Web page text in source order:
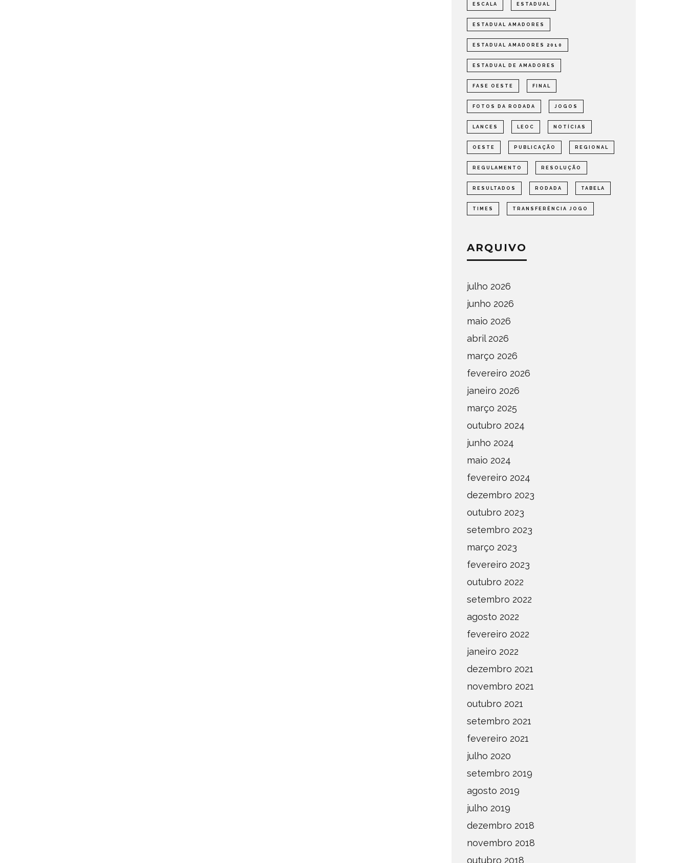
ESCALA ESTADUAL
ESTADUAL AMADORES
ESTADUAL AMADORES 2010
ESTADUAL DE AMADORES
FASE OESTE FINAL
FOTOS DA RODADA JOGOS
LANCES LEOC NOTÍCIAS
OESTE PUBLICAÇÃO REGIONAL
REGULAMENTO RESOLUÇÃO
RESULTADOS RODADA TABELA
TIMES TRANSFERÊNCIA JOGO
ARQUIVO
julho 2026
junho 2026
maio 2026
abril 2026
março 2026
fevereiro 2026
janeiro 2026
março 2025
outubro 2024
junho 2024
maio 2024
fevereiro 2024
dezembro 2023
outubro 2023
setembro 2023
março 2023
fevereiro 2023
outubro 2022
setembro 2022
agosto 2022
fevereiro 2022
janeiro 2022
dezembro 2021
novembro 2021
outubro 2021
setembro 2021
fevereiro 2021
julho 2020
setembro 2019
agosto 2019
julho 2019
dezembro 2018
novembro 2018
outubro 2018